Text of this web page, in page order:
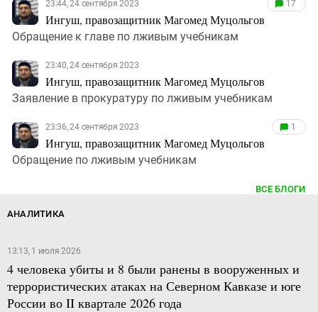
23:44, 24 сентября 2023
Ингуш, правозащитник Магомед Муцольгов
17
Обращение к главе по лживым учебникам
23:40, 24 сентября 2023
Ингуш, правозащитник Магомед Муцольгов
Заявление в прокуратуру по лживым учебникам
23:36, 24 сентября 2023
Ингуш, правозащитник Магомед Муцольгов
1
Обращение по лживым учебникам
ВСЕ БЛОГИ
АНАЛИТИКА
13:13, 1 июля 2026
4 человека убиты и 8 были ранены в вооруженных и
террористических атаках на Северном Кавказе и юге
России во II квартале 2026 года